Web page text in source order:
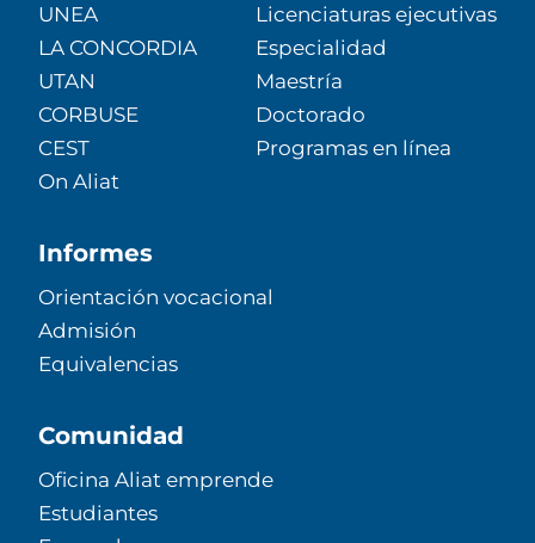
UNEA
LA CONCORDIA
UTAN
CORBUSE
CEST
On Aliat
Licenciaturas ejecutivas
Especialidad
Maestría
Doctorado
Programas en línea
Informes
Orientación vocacional
Admisión
Equivalencias
Comunidad
Oficina Aliat emprende
Estudiantes